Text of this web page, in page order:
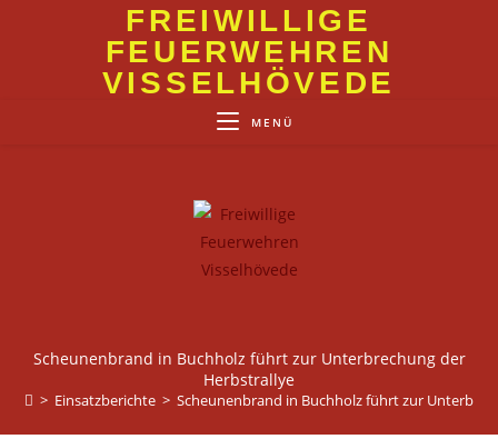
FREIWILLIGE
FEUERWEHREN
VISSELHÖVEDE
MENÜ
Scheunenbrand in Buchholz führt zur Unterbrechung der
Herbstrallye
> Einsatzberichte > Scheunenbrand in Buchholz führt zur